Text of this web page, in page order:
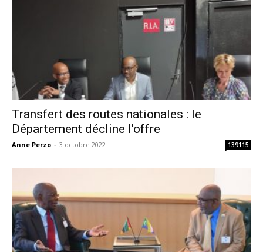
Transfert des routes nationales : le
Département décline l’offre
Anne Perzo - 3 octobre 2022 139115